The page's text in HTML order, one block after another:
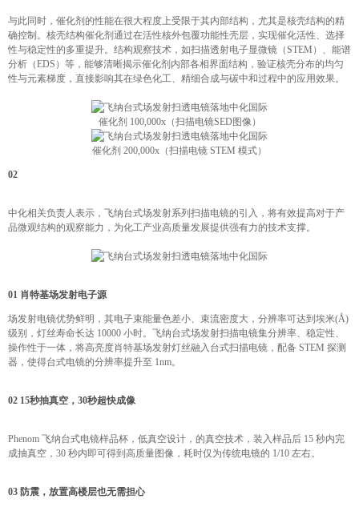
与此同时，催化剂的性能在很大程度上受限于其内部结构，尤其是核壳结构的精
确控制。核壳结构催化剂通过在活性核外包覆功能性壳层，实现催化活性、选择
性与稳定性的多重提升。结构观察技术，如扫描透射电子显微镜（STEM）、能谱
分析（EDS）等，能够清晰揭示催化剂内部各相界面结构，验证核壳分布的均匀
性与元素梯度，直接影响其在绿色化工、精细合成与碳中和过程中的应用效果。
催化剂 100,000x（扫描电镜SED图像）
催化剂 200,000x（扫描电镜 STEM 模式）
02
中化相关负责人表示，飞纳台式场发射系列扫描电镜的引入，将有效提高对于产
品微观结构的观察能力，为化工产业高质量发展提供强有力的技术支撑。
01 肖特基场发射电子源
场发射电镜优势鲜明，其电子束能量色差小、束流密度大，分辨率可达到埃米(Å)
级别，灯丝寿命长达 10000 小时。飞纳台式场发射扫描电镜集分辨率、稳定性、
操作性于一体，将高亮度肖特基场发射灯丝融入台式扫描电镜，配备 STEM 探测
器，使得台式电镜的分辨率提升至 1nm。
02 15秒抽真空，30秒超快成像
Phenom 飞纳台式电镜样品杯，低真空设计，的真空技术，装入样品后 15 秒内完
成抽真空，30 秒内即可得到高质量图像，耗时仅为传统电镜的 1/10 左右。
03 防震，放置高楼层也无需担心